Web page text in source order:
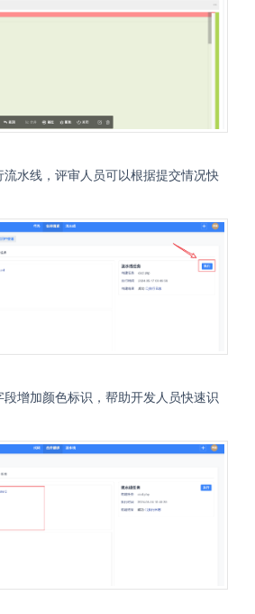
水线，评审人员可以根据提交情况快
增加颜色标识，帮助开发人员快速识